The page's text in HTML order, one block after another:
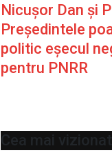
Nicușor Dan și
Președintele
politic eșecul
pentru PNRR
Cea mai